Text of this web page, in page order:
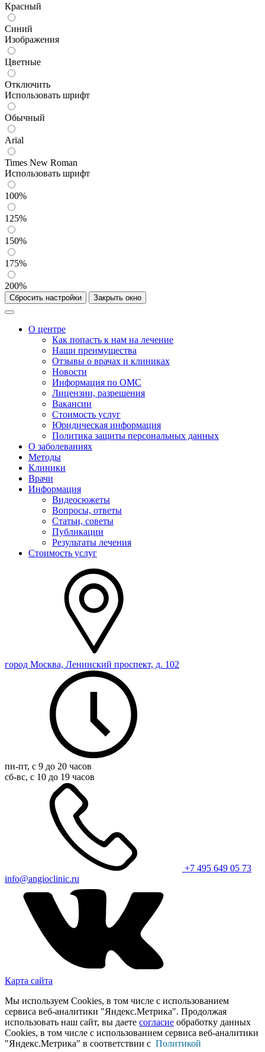
Красный
Синий
Изображения
Цветные
Отключить
Использовать шрифт
Обычный
Arial
Times New Roman
Использовать шрифт
100%
125%
150%
175%
200%
Сбросить настройки Закрыть окно
О центре
Как попасть к нам на лечение
Наши преимущества
Отзывы о врачах и клиниках
Новости
Информация по ОМС
Лицензии, разрешения
Вакансии
Стоимость услуг
Юридическая информация
Политика защиты персональных данных
О заболеваниях
Методы
Клиники
Врачи
Информация
Видеосюжеты
Вопросы, ответы
Статьи, советы
Публикации
Результаты лечения
Стоимость услуг
город Москва, Ленинский проспект, д. 102
пн-пт, с 9 до 20 часов
сб-вс, с 10 до 19 часов
+7 495 649 05 73
info@angioclinic.ru
Карта сайта
Мы используем Cookies, в том числе с использованием
сервиса веб-аналитики "Яндекс.Метрика". Продолжая
использовать наш сайт, вы даете согласие обработку данных
Cookies, в том числе с использованием сервиса веб-аналитики
"Яндекс.Метрика" в соответствии с Политикой